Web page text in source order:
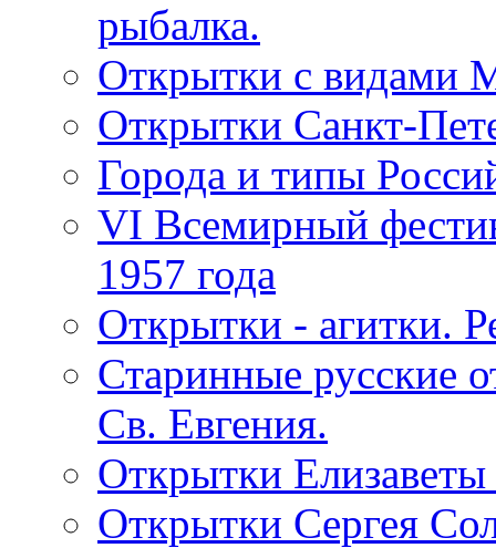
рыбалка.
Открытки с видами
Открытки Санкт-
Города и типы
VI Всемирный
1957 года
Открытки - агитки.
Старинные русские
Св. Евгения.
Открытки
Открытки Сергея